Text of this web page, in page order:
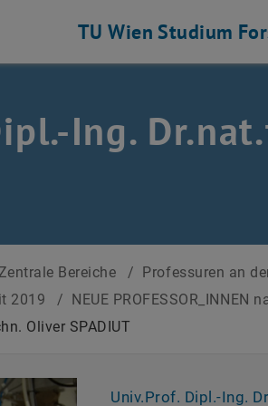
TU Wien Studium
Ing.
Bereiche / Professuren an
2019
/ NEUE PROFESSOR_INNEN
Oliver SPADIUT
Univ.Prof. Dipl.-Ing.